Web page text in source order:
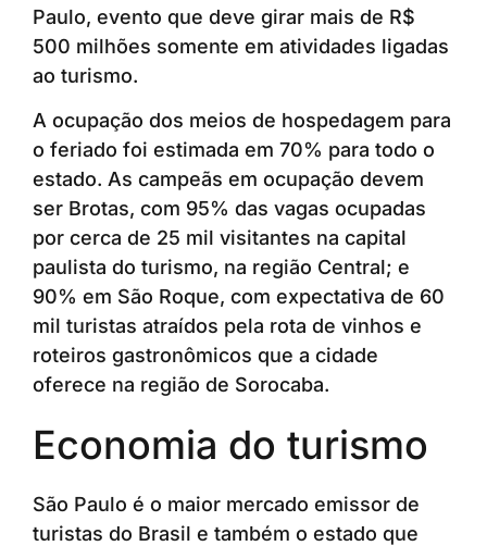
Paulo, evento que deve girar mais de R$
500 milhões somente em atividades ligadas
ao turismo.
A ocupação dos meios de hospedagem para
o feriado foi estimada em 70% para todo o
estado. As campeãs em ocupação devem
ser Brotas, com 95% das vagas ocupadas
por cerca de 25 mil visitantes na capital
paulista do turismo, na região Central; e
90% em São Roque, com expectativa de 60
mil turistas atraídos pela rota de vinhos e
roteiros gastronômicos que a cidade
oferece na região de Sorocaba.
Economia do turismo
São Paulo é o maior mercado emissor de
turistas do Brasil e também o estado que